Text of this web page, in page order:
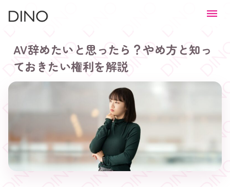
AV辞めたいと思ったら？やめ方と知っ
ておきたい権利を解説